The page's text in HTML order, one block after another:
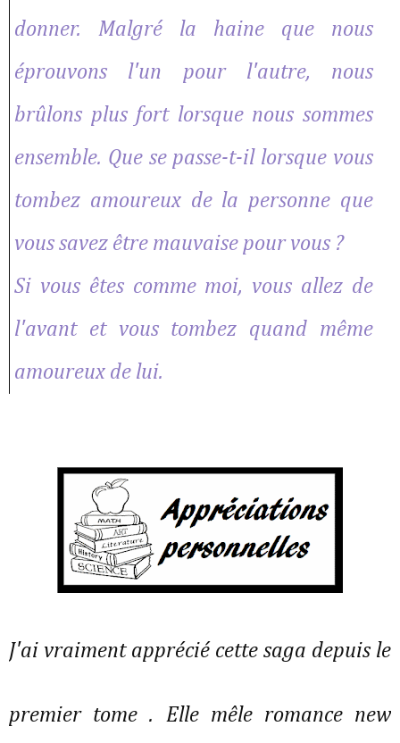
donner. Malgré la haine que nous
éprouvons l'un pour l'autre, nous
brûlons plus fort lorsque nous sommes
ensemble. Que se passe-t-il lorsque vous
tombez amoureux de la personne que
vous savez être mauvaise pour vous ?
Si vous êtes comme moi, vous allez de
l'avant et vous tombez quand même
amoureux de lui.
J'ai vraiment apprécié cette saga depuis le
premier tome . Elle mêle romance new